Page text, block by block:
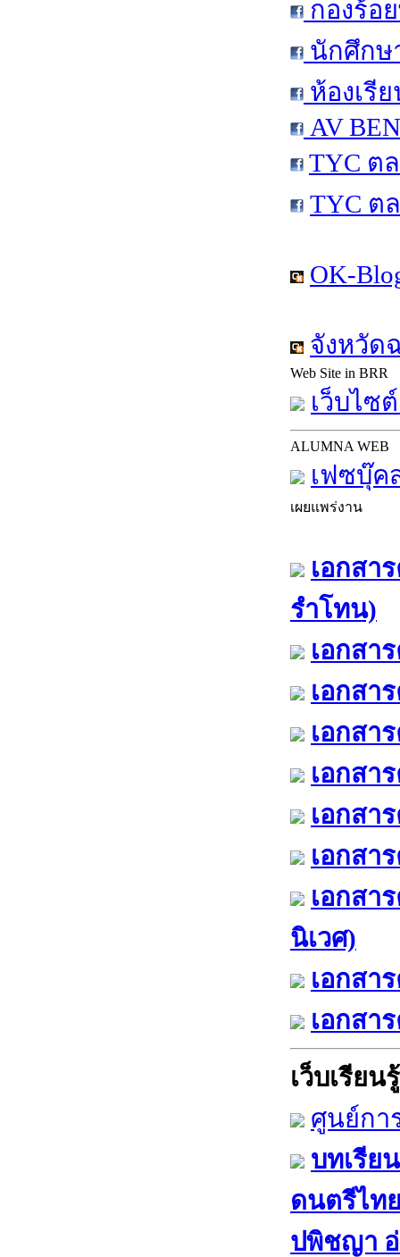
กองร้อ
นักศึกษ
ห้องเรี
AV
TYC ต
TYC ต
OK-
จังหวัด
Web Site in BRR
เว็บไซ
ALUMNA WEB
เฟซบุ๊ค
เผยแพร่งาน
เอกสา
รำโทน)
เอกสา
เอกสา
เอกสา
เอกสา
เอกสา
เอกสา
เอกสา
นิเวศ)
เอกสา
เอกสา
เว็บเรียนรู้
ศูนย์กา
บทเรีย
ดนตรีไท
ปพิชญา​ อ่